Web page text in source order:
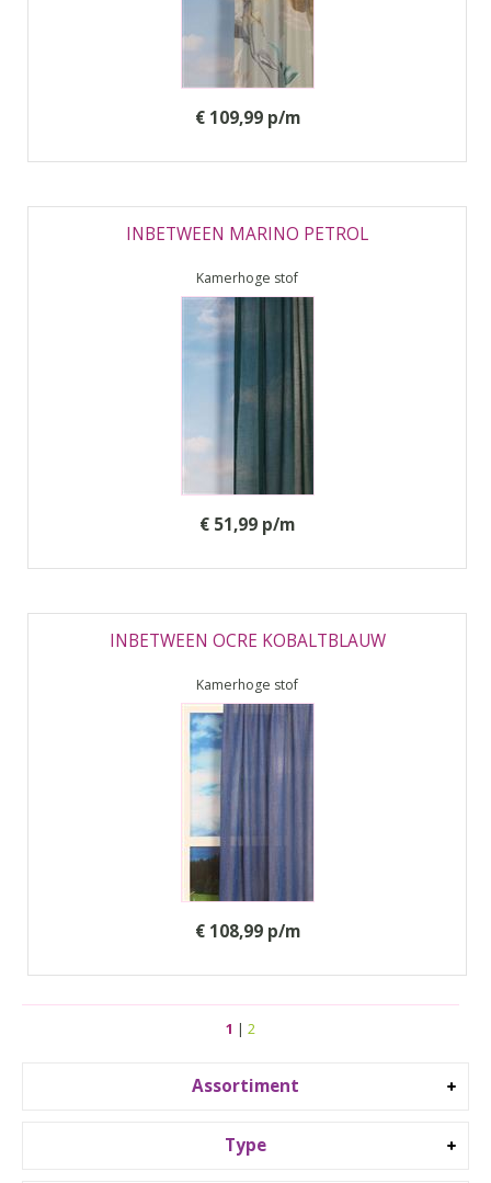
Assortiment
Type
€ 109,99 p/m
INBETWEEN MARINO PETROL
Kamerhoge stof
€ 51,99 p/m
INBETWEEN OCRE KOBALTBLAUW
Kamerhoge stof
€ 108,99 p/m
1 | 2